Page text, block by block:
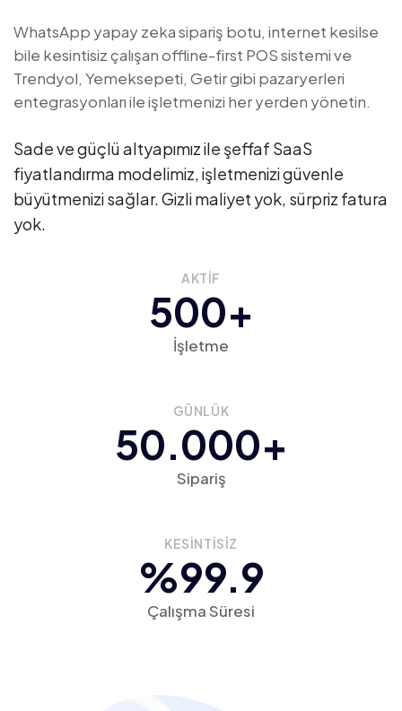
WhatsApp yapay zeka sipariş botu, internet kesilse
bile kesintisiz çalışan offline-first POS sistemi ve
Trendyol, Yemeksepeti, Getir gibi pazaryerleri
entegrasyonları ile işletmenizi her yerden yönetin.
Sade ve güçlü altyapımız ile şeffaf SaaS
fiyatlandırma modelimiz, işletmenizi güvenle
büyütmenizi sağlar. Gizli maliyet yok, sürpriz fatura
yok.
AKTİF
500+
İşletme
GÜNLÜK
50.000+
Sipariş
KESİNTİSİZ
%99.9
Çalışma Süresi